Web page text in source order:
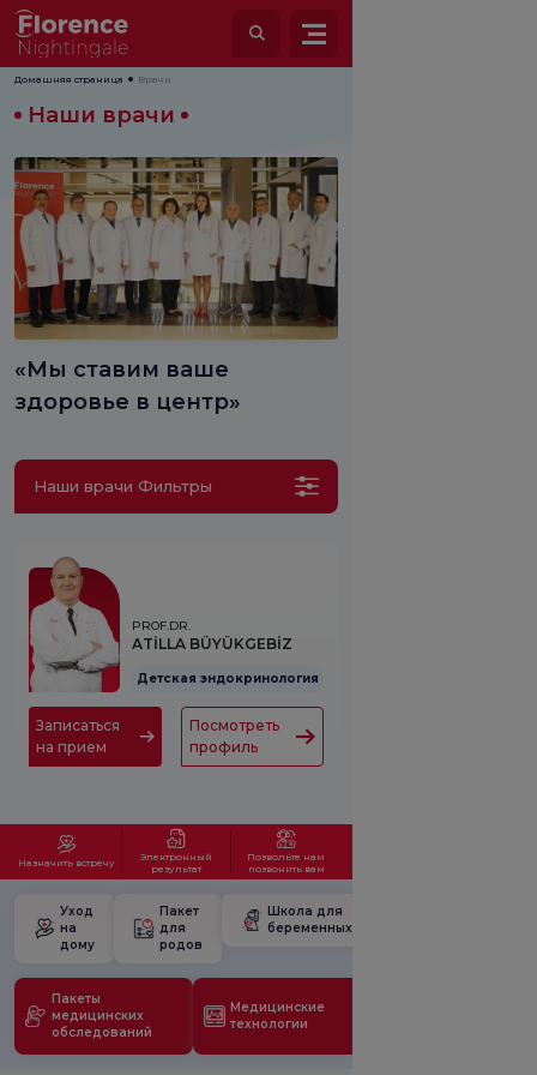
Домашняя страница Врачи
Наши врачи
«Мы ставим ваше
здоровье в центр»
Наши врачи Фильтры
PROF.DR.
ATİLLA BÜYÜKGEBİZ
Детская эндокринология
Записаться
на прием
Посмотреть
профиль
Назначить встречу
Электронный
результат
Позвольте нам
позвонить вам
Уход
на
дому
Пакет
для
родов
Школа для
беременных
Пакеты
медицинских
обследований
Медицинские
технологии